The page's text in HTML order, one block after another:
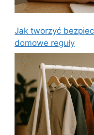
Jak tworzyć
domowe reguły